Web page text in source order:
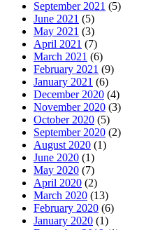
September 2021 (5)
June 2021 (5)
May 2021 (3)
April 2021 (7)
March 2021 (6)
February 2021 (9)
January 2021 (6)
December 2020 (4)
November 2020 (3)
October 2020 (5)
September 2020 (2)
August 2020 (1)
June 2020 (1)
May 2020 (7)
April 2020 (2)
March 2020 (13)
February 2020 (6)
January 2020 (1)